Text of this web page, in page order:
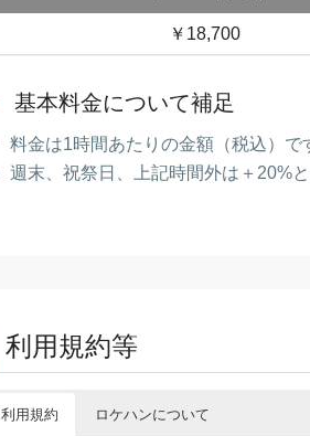
￥18,700
基本料金について補足
料金は1時間あたりの金額（税込）で
週末、祝祭日、上記時間外は＋20%
利用規約等
利用規約 ロケハンについて